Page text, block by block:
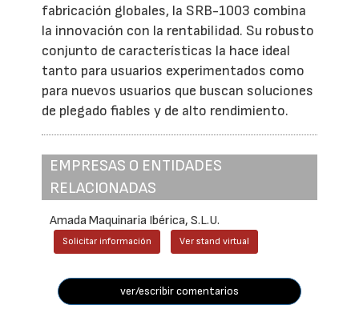
fabricación globales, la SRB-1003 combina
la innovación con la rentabilidad. Su robusto
conjunto de características la hace ideal
tanto para usuarios experimentados como
para nuevos usuarios que buscan soluciones
de plegado fiables y de alto rendimiento.
EMPRESAS O ENTIDADES
RELACIONADAS
Amada Maquinaria Ibérica, S.L.U.
Solicitar información Ver stand virtual
ver/escribir comentarios